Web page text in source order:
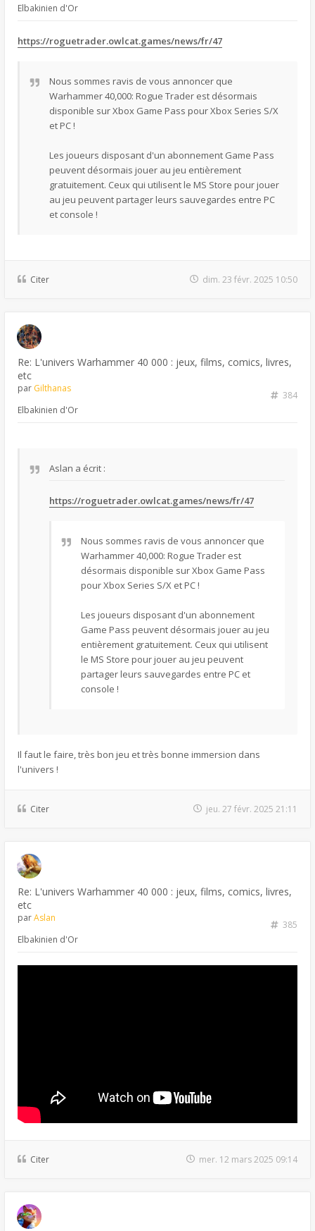
Elbakinien d'Or
https://roguetrader.owlcat.games/news/fr/47
Nous sommes ravis de vous annoncer que
Warhammer 40,000: Rogue Trader est désormais
disponible sur Xbox Game Pass pour Xbox Series S/X
et PC !
Les joueurs disposant d'un abonnement Game Pass
peuvent désormais jouer au jeu entièrement
gratuitement. Ceux qui utilisent le MS Store pour jouer
au jeu peuvent partager leurs sauvegardes entre PC
et console !
Citer dim. 23 févr. 2025 10:50
Re: L'univers Warhammer 40 000 : jeux, films, comics, livres,
etc
384
par Gilthanas
Elbakinien d'Or
Aslan a écrit :
https://roguetrader.owlcat.games/news/fr/47
Nous sommes ravis de vous annoncer que
Warhammer 40,000: Rogue Trader est
désormais disponible sur Xbox Game Pass
pour Xbox Series S/X et PC !
Les joueurs disposant d'un abonnement
Game Pass peuvent désormais jouer au jeu
entièrement gratuitement. Ceux qui utilisent
le MS Store pour jouer au jeu peuvent
partager leurs sauvegardes entre PC et
console !
Il faut le faire, très bon jeu et très bonne immersion dans
l'univers !
Citer jeu. 27 févr. 2025 21:11
Re: L'univers Warhammer 40 000 : jeux, films, comics, livres,
etc
385
parAslan
Elbakinien d'Or
Citer mer. 12 mars 2025 09:14